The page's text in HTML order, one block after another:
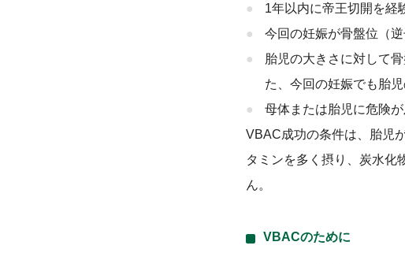
1年以内に帝王切開を経
今回の妊娠が骨盤位（
胎児の大きさに対して
た、今回の妊娠でも胎
母体または胎児に危険
VBAC成功の条件は、胎児
タミンを多く摂り、炭水化
ん。
VBACのために